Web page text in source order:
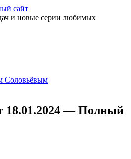
сайт
и новые серии любимых
Соловьёвым
18.01.2024 — Полный